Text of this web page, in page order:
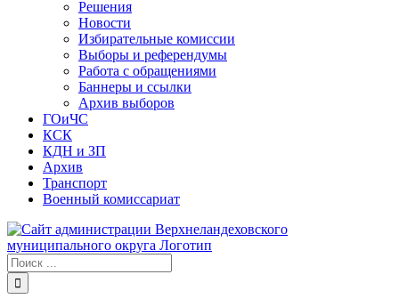
Решения
Новости
Избирательные комиссии
Выборы и референдумы
Работа с обращениями
Баннеры и ссылки
Архив выборов
ГОиЧС
КСК
КДН и ЗП
Архив
Транспорт
Военный комиссариат
Результат
поиска: